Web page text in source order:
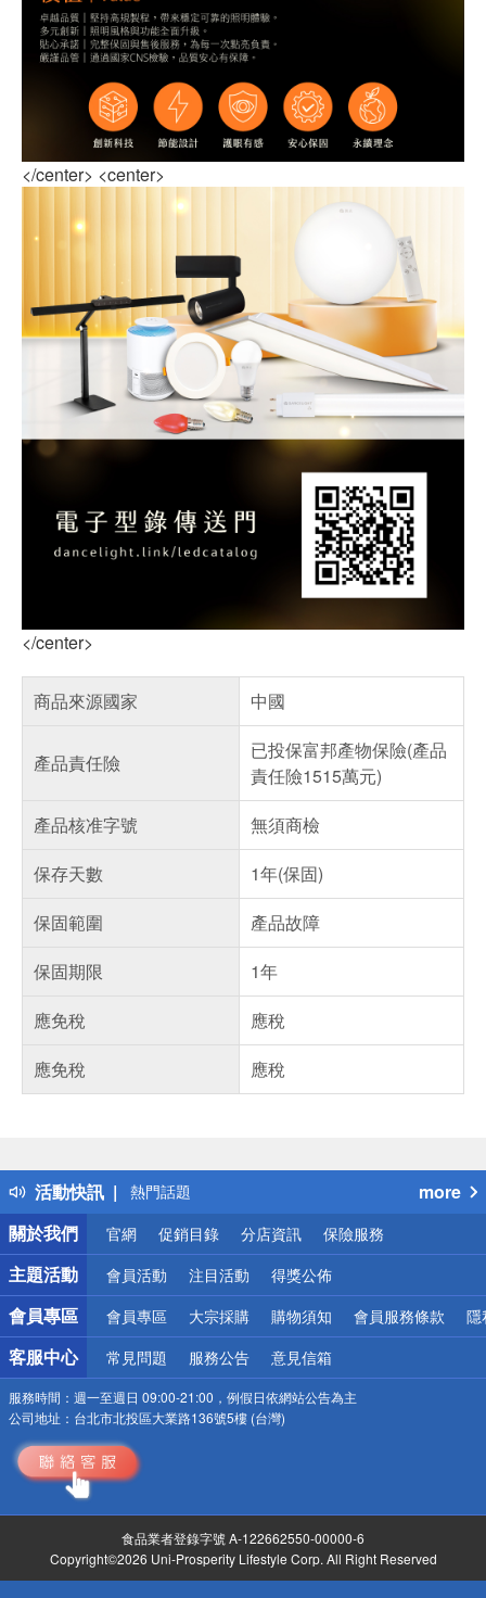
</center> <center>
</center>
商品來源國家 中國
產品責任險
已投保富邦產物保險(產品
責任險1515萬元)
產品核准字號
無須商檢
保存天數
1年(保固)
保固範圍
產品故障
保固期限
1年
應免稅
應稅
應免稅
應稅
活動快訊
得獎公告
熱門話題
銀行優惠
偏遠地區配送
詐騙網頁！請小心！
more
關於我們
官網 促銷目錄 分店資訊 保險服務
主題活動 會員活動 注目活動 得獎公佈
會員專區 會員專區 大宗採購 購物須知 會員服務條款 隱
客服中心 常見問題 服務公告 意見信箱
服務時間： 週一至週日 09:00-21:00，例假日依網站公告為主
公司地址： 台北市北投區大業路136號5樓 (台灣)
食品業者登錄字號 A-122662550-00000-6
Copyright©2026 Uni-Prosperity Lifestyle Corp. All Right Reserved